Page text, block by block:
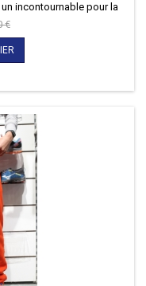
incontournable pour la
€